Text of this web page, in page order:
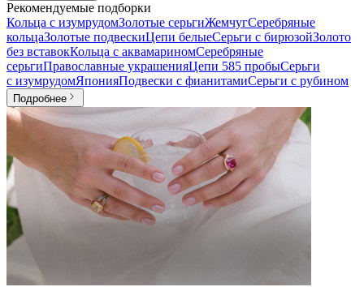
Рекомендуемые подборки
Кольца с изумрудомЗолотые серьгиЖемчугСеребряные
кольцаЗолотые подвескиЦепи белыеСерьги с бирюзойЗолото
без вставокКольца с аквамариномСеребряные
серьгиПравославные украшенияЦепи 585 пробыСерьги
с изумрудомЯпонияПодвески с фианитамиСерьги с рубином
Подробнее